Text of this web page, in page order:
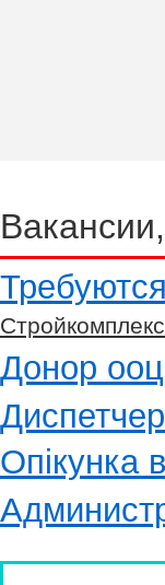
Стройкомплекс
Донор
Опікунка